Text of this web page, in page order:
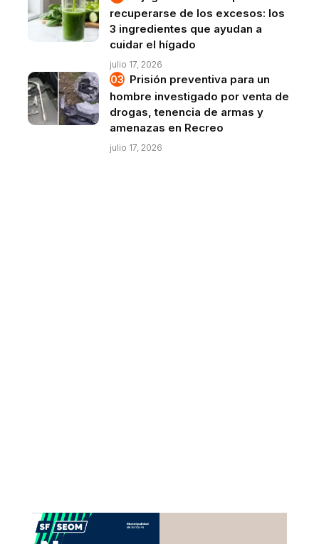
recuperarse de los excesos: los
3 ingredientes que ayudan a
cuidar el hígado
julio 17, 2026
Prisión preventiva para un
hombre investigado por venta de
drogas, tenencia de armas y
amenazas en Recreo
julio 17, 2026